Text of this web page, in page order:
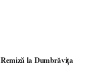
la Dumbrăvița